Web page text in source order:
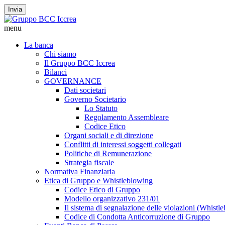
Invia
menu
La banca
Chi siamo
Il Gruppo BCC Iccrea
Bilanci
GOVERNANCE
Dati societari
Governo Societario
Lo Statuto
Regolamento Assembleare
Codice Etico
Organi sociali e di direzione
Conflitti di interessi soggetti collegati
Politiche di Remunerazione
Strategia fiscale
Normativa Finanziaria
Etica di Gruppo e Whistleblowing
Codice Etico di Gruppo
Modello organizzativo 231/01
Il sistema di segnalazione delle violazioni
Codice di Condotta Anticorruzione di Gruppo